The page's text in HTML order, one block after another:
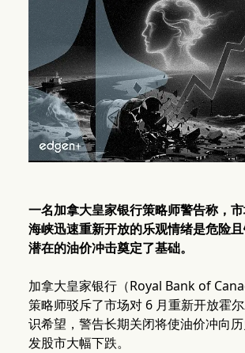
一名加拿大皇家银行策略师警告称，
海峡迅速重新开放的乐观情绪是危险
潜在的油价冲击奠定了基础。
加拿大皇家银行（Royal Bank of
策略师驳斥了市场对 6 月重新开放霍
识希望，警告长期关闭将使油价冲向
发股市大幅下跌。